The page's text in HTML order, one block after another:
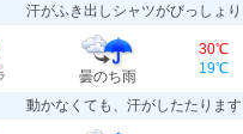
汗がふき出しシャツがびっしょり
曇のち雨
30℃
19℃
動かなくても、汗がしたたります